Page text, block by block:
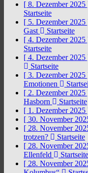
[ 8. Dezember 2025
Startseite
[ 5. Dezember 2025
Gast
Startseite
[ 4. Dezember 2025
Startseite
[ 4. Dezember 2025
Startseite
[ 3. Dezember 2025
Emotionen
[ 2. Dezember 2025
Hasborn
Startseite
[ 1. Dezember 2025
[ 30. November
[ 28. November
trotzen?
Startseite
[ 28. November
Ellenfeld
Startseite
[ 28. November